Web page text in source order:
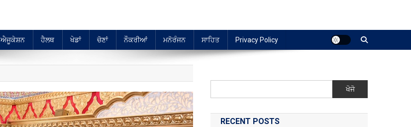
ਐਜੂਕੇਸ਼ਨ ਹੈਲਥ ਖੇਡਾਂ ਚੋਣਾਂ ਨੌਕਰੀਆਂ ਮਨੋਰੰਜਨ ਸਾਹਿਤ Privacy Policy
ਖੋਜੋ
RECENT POSTS